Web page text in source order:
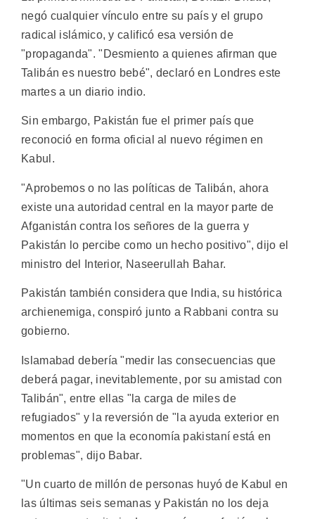
negó cualquier vínculo entre su país y el grupo
radical islámico, y calificó esa versión de
"propaganda". "Desmiento a quienes afirman que
Talibán es nuestro bebé", declaró en Londres este
martes a un diario indio.
Sin embargo, Pakistán fue el primer país que
reconoció en forma oficial al nuevo régimen en
Kabul.
"Aprobemos o no las políticas de Talibán, ahora
existe una autoridad central en la mayor parte de
Afganistán contra los señores de la guerra y
Pakistán lo percibe como un hecho positivo", dijo el
ministro del Interior, Naseerullah Bahar.
Pakistán también considera que India, su histórica
archienemiga, conspiró junto a Rabbani contra su
gobierno.
Islamabad debería "medir las consecuencias que
deberá pagar, inevitablemente, por su amistad con
Talibán", entre ellas "la carga de miles de
refugiados" y la reversión de "la ayuda exterior en
momentos en que la economía pakistaní está en
problemas", dijo Babar.
"Un cuarto de millón de personas huyó de Kabul en
las últimas seis semanas y Pakistán no los deja